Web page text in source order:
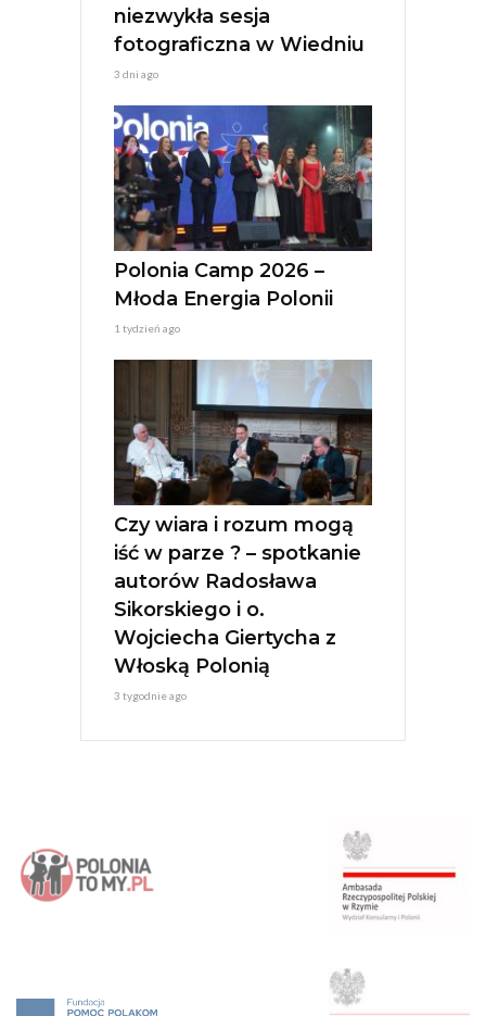
niezwykła sesja
fotograficzna w Wiedniu
3 dni ago
Polonia Camp 2026 –
Młoda Energia Polonii
1 tydzień ago
Czy wiara i rozum mogą
iść w parze ? – spotkanie
autorów Radosława
Sikorskiego i o.
Wojciecha Giertycha z
Włoską Polonią
3 tygodnie ago